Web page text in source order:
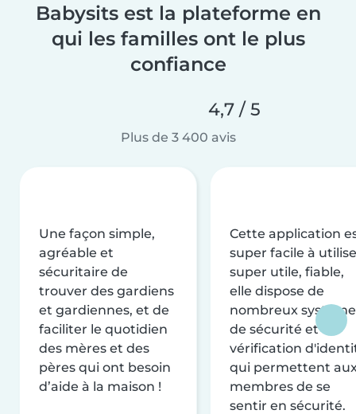
Babysits est la plateforme en
qui les familles ont le plus
confiance
4,7 / 5
Plus de 3 400 avis
Une façon simple,
agréable et
sécuritaire de
trouver des gardiens
et gardiennes, et de
faciliter le quotidien
des mères et des
pères qui ont besoin
d’aide à la maison !
Cette application
super facile à
super utile, fiable,
elle dispose de
nombreux
de sécurité et de
vérification
qui permettent
membres de se
sentir en sécurité.